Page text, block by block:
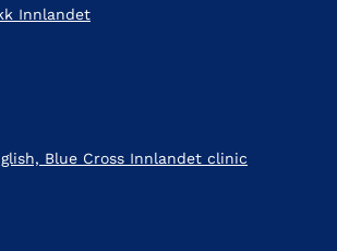
Innlandet
Blue Cross Innlandet clinic